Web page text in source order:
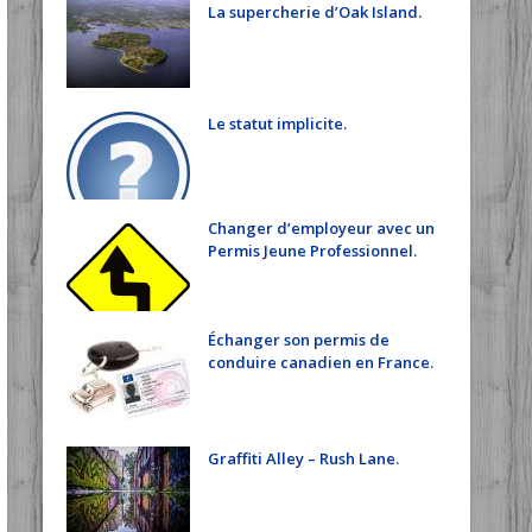
La supercherie d’Oak Island.
Le statut implicite.
Changer d’employeur avec un
Permis Jeune Professionnel.
Échanger son permis de
conduire canadien en France.
Graffiti Alley – Rush Lane.